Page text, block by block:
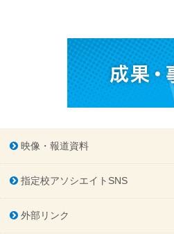
映像・報道資料
指定校アソシエイトSNS
外部リンク